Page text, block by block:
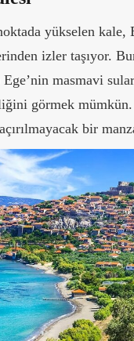
yükselen kale,
izler taşıyor.
Ege’nin masmavi
görmek
bir